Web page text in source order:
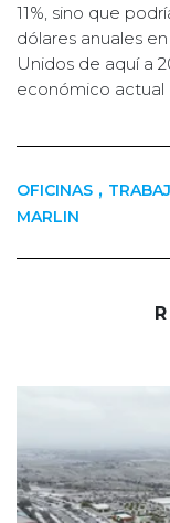
11%, sino que
dólares anuales
Unidos de aquí a
económico actual
OFICINAS ,
MARLIN